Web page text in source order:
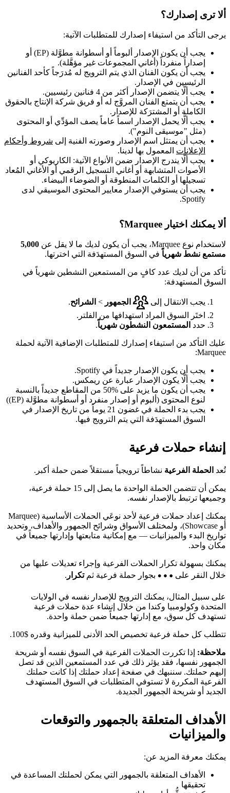
ألا ترى إصدارك؟
يرجى التأكد من استيفاء إصدارك للمتطلبات الآتية:
يجب أن يكون الإصدار ألبوماً أو أسطوانة مطوَّلة (EP) أو
إصداراً منفرداً (أغاني المجموعات غير مؤهَّلة).
يجب أن يكون الفنان الذي يتم الترويج له مُدرَجاً كأحد الفنانين
الرئيسين في الإصدار.
يجب ألَّا يتضمن الإصدار أكثر من 4 فنانين رئيسيين.
يجب أن يتمتع الفنان المروَّج له أو فريق شركة الإنتاج بالحقوق
الكاملة أو المشترَكة للإصدار.
يجب ألَّا يحمل الإصدار اسماً عاماً يصف المؤدِّي أو المحتوى
(مثل "موسيقى النوم").
يجب أن يمتثل اسم الإصدار وصورته الفنية إلى شروط وأحكام
الإعلانات المعمول بها لدينا.
يجب ألَّا يندرج الإصدار ضمن الأنواع الآتية: الكاريوكي أو
الأصوات المتشابهة أو أغاني التسجيل الرقمي أو الأغاني المُعاد
تسجيلها أو الكلمات المنطوقة أو الضوضاء البيضاء.
يجب أن يستوفي الإصدار معايير المحتوى الموسيقي لدى
Spotify.
ألا يمكنك اختيار Marquee؟
لاستخدام نوع Marquee، يجب أن يكون لديك ما لا يقل عن
5,000
مستمع نشط شهرياً في السوق المستهدَفة التي اخترتها.
تأكد من أن لديك عدد كافٍ من المستمعين النشطين شهرياً في
السوق المستهدفة:
يجب الانتقال إلى الجمهور > الشرائح.
اختَر السوق المراد استهدافها من الفلتر.
حدد المستمعون النشطون شهرياً.
عليك التأكد من استيفاء إصدارك للمتطلبات الإضافية الآتية لحملة
Marquee:
يجب أن يكون الإصدار جديداً في Spotify.
يجب ألَّا يكون الإصدار عبارة عن ريمكس.
يجب أن يكون ما يزيد على %50 من المقاطع جديداً بالنسبة
لنوع المحتوى (ألبوم أو إصدار منفرد أو أسطوانة مطوَّلة (EP))
يجب بدء الحملة في غضون 21 يوماً من تاريخ الإصدار في
السوق المستهدَفة التي يتم الترويج فيها.
إنشاء حملات فرعية
تُعد الحملة الفرعية نشاطاً ترويجياً مستقلاً ضمن حملة أكبر.
يمكن أن تتضمن الحملة الواحدة ما يصل إلى 15 حملة فرعية،
وجميعها ترتبط بالإصدار نفسه.
يمكنك إعداد حملات فرعية لأحد نوعَي الحملات الأساسية (Marquee
أو Showcase)، ولمختلف الأسواق وشرائح الجمهور والأهداف، وتحديد
تواريخ البدء والميزانيات — مع إمكانية متابعتها وإدارتها جميعاً في
مكان واحد.
يمكنك بسهولة تكرار الحملات الفرعية وإجراء تعديلات عليها من
خلال النقر على
بجوار حملة فرعية ثمتكرار .
على سبيل المثال، يمكنك الترويج للإصدار نفسه في الولايات
المتحدة وكولومبيا وكندا من خلال إنشاء عدة حملات فرعية
تستهدف كل سوق، مع إدارتها جميعاً ضمن حملة واحدة.
تتطلب كل حملة فرعية تخصيص الحد الأدنى للميزانية وقدره $100.
ملاحظة: إذا تكررت الحملات الفرعية في السوق نفسه أو شريحة
الجمهور نفسها، فقد يؤثر ذلك في عدد المستمعين الذين قد تصل
إليهم حملتك. سننبهك في صفحة إعداد حملتك إذا كانت حملتك
الفرعية المكررة لا تستوفي المتطلبات في السوق المستهدف
الجديد أو شريحة الجمهور الجديدة.
الأهداف المتعلقة بالجمهور والتوقعات
والميزانيات
يمكنك معرفة المزيد عن:
الأهداف المتعلقة بالجمهور التي يمكن لحملتك المساعدة في
تحقيقها